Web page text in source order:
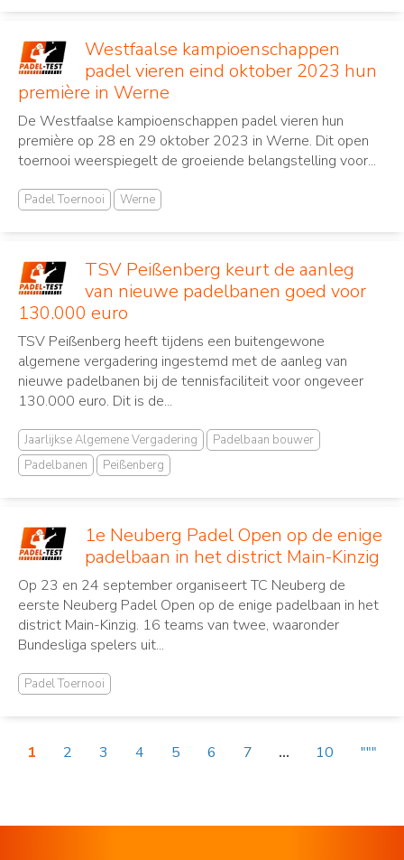
Westfaalse kampioenschappen
padel vieren eind oktober 2023 hun
première in Werne
De Westfaalse kampioenschappen padel vieren hun
première op 28 en 29 oktober 2023 in Werne. Dit open
toernooi weerspiegelt de groeiende belangstelling voor...
Padel Toernooi Werne
TSV Peißenberg keurt de aanleg
van nieuwe padelbanen goed voor
130.000 euro
TSV Peißenberg heeft tijdens een buitengewone
algemene vergadering ingestemd met de aanleg van
nieuwe padelbanen bij de tennisfaciliteit voor ongeveer
130.000 euro. Dit is de...
Jaarlijkse Algemene Vergadering
Padelbaan bouwer
Padelbanen
Peißenberg
1e Neuberg Padel Open op de enige
padelbaan in het district Main-Kinzig
Op 23 en 24 september organiseert TC Neuberg de
eerste Neuberg Padel Open op de enige padelbaan in het
district Main-Kinzig. 16 teams van twee, waaronder
Bundesliga spelers uit...
Padel Toernooi
1 2 3 4 5 6 7 ... 10 """